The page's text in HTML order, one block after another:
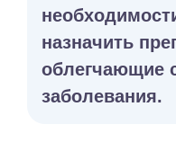
назначить
облегчающие
заболевания.